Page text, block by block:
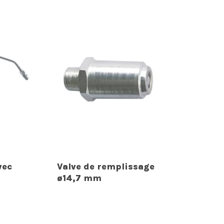
Valve de remplissage
ø14,7 mm